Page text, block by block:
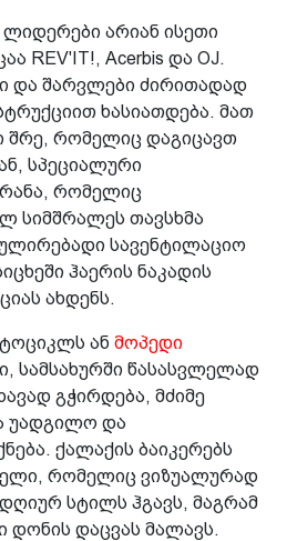
ლიდერები არიან ისეთი
REV'IT!, Acerbis და OJ.
და შარვლები ძირითადად
ხასიათდება. მათ
შრე, რომელიც დაგიცავთ
სპეციალური
რომელიც
სიმშრალეს თავსხმა
სავენტილაციო
ჰაერის ნაკადის
ახდენს.
ან მოპედი
სამსახურში წასასვლელად
გჭირდება, მძიმე
უადგილო და
ქალაქის ბაიკერებს
რომელიც ვიზუალურად
სტილს ჰგავს, მაგრამ
დაცვას მალავს.